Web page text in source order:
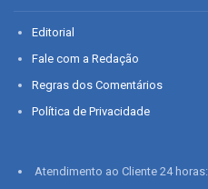
Editorial
Fale com a Redação
Regras dos Comentários
Política de Privacidade
Atendimento ao Cliente 24 horas: